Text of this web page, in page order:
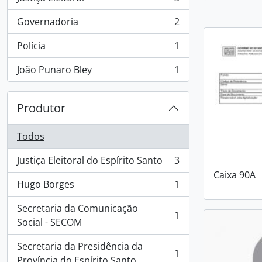
, 3 resultados
Governadoria
, 2 resultados
2
Polícia
, 1 resultados
1
João Punaro Bley
, 1 resultados 1
Produtor
Todos
Justiça Eleitoral do Espírito Santo
, 3 resultados
3
Hugo Borges
, 1 resultados
1
Secretaria da Comunicação
Social - SECOM
, 1 resultados 1
Secretaria da Presidência da
, 1 resultados 1
Caixa 90A